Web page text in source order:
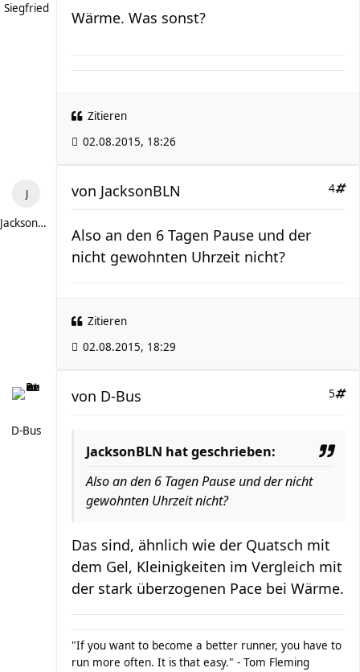
Siegfried Wärme. Was sonst?
Zitieren
02.08.2015, 18:26
JacksonBLN
4
von JacksonBLN
Also an den 6 Tagen Pause und der
nicht gewohnten Uhrzeit nicht?
Zitieren
02.08.2015, 18:29
D-Bus
5
von D-Bus
JacksonBLN hat geschrieben:
Also an den 6 Tagen Pause und der nicht
gewohnten Uhrzeit nicht?
Das sind, ähnlich wie der Quatsch mit
dem Gel, Kleinigkeiten im Vergleich mit
der stark überzogenen Pace bei Wärme.
"If you want to become a better runner, you have to
run more often. It is that easy." - Tom Fleming